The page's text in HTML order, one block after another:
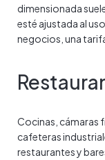
dimensionada
esté ajustada al
negocios, una
Cocinas, cámaras
cafeteras
restaurantes y